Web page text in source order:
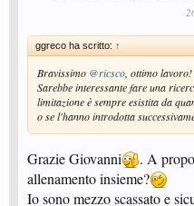
ggreco ha scritto: ↑
Bravissimo @ricsco , ottimo lavoro!
Sarebbe interessante fare una
limitazione è sempre esistita da
o se l'hanno introdotta
Grazie Giovanni
. A
allenamento insieme?
Io sono mezzo scassato e